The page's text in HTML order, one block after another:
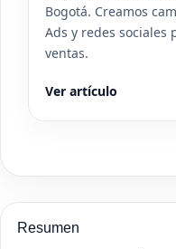
Bogotá. Creamos
Ads y redes sociales
ventas.
Ver artículo
Resumen